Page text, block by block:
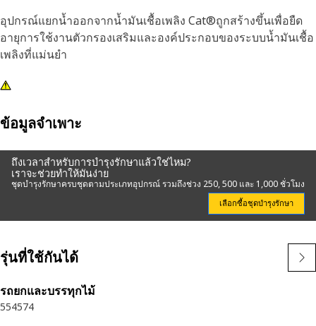
อุปกรณ์แยกน้ำออกจากน้ำมันเชื้อเพลิง Cat®ถูกสร้างขึ้นเพื่อยืด
อายุการใช้งานตัวกรองเสริมและองค์ประกอบของระบบน้ำมันเชื้อ
เพลิงที่แม่นยำ
ข้อมูลจำเพาะ
ถึงเวลาสำหรับการบำรุงรักษาแล้วใช่ไหม?
เราจะช่วยทำให้มันง่าย
ชุดบำรุงรักษาครบชุดตามประเภทอุปกรณ์ รวมถึงช่วง 250, 500 และ 1,000 ชั่วโมง
เลือกซื้อชุดบำรุงรักษา
รุ่นที่ใช้กันได้
รถยกและบรรทุกไม้
554574